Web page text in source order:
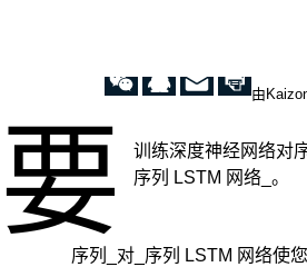
由
要
训练深度神经网络对
序列 LSTM 网络_。
序列_对_序列 LSTM 网络使